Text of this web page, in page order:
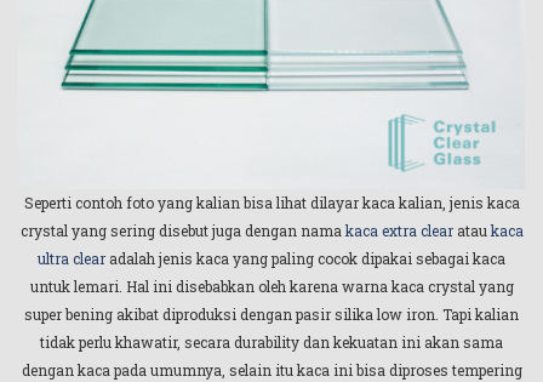
Seperti contoh foto yang kalian bisa lihat dilayar kaca kalian, jenis kaca
crystal yang sering disebut juga dengan namakaca extra clearataukaca
ultra clear adalah jenis kaca yang paling cocok dipakai sebagai kaca
untuk lemari. Hal ini disebabkan oleh karena warna kaca crystal yang
super bening akibat diproduksi dengan pasir silika low iron. Tapi kalian
tidak perlu khawatir, secara durability dan kekuatan ini akan sama
dengan kaca pada umumnya, selain itu kaca ini bisa diproses tempering